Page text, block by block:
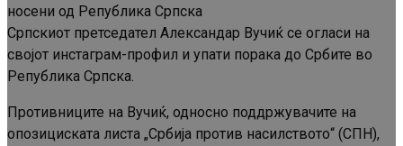
носени од Република Српска
Српскиот претседател Александар Вучиќ се огласи на
својот инстаграм-профил и упати порака до Србите во
Република Српска.
Противниците на Вучиќ, односно поддржувачите на
опозициската листа „Србија против насилството“ (СПН),